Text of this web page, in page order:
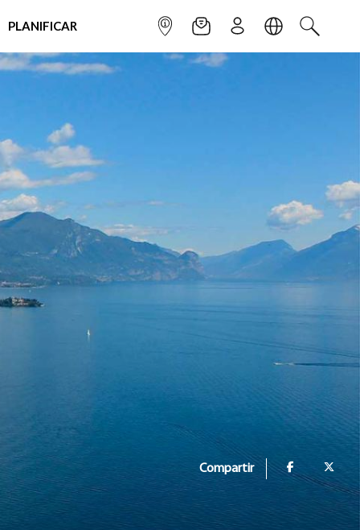
PLANIFICAR INFOPOINTNEWSLETTER
SUSCRÌBETE
IDIOMABUSCAR
Compartir